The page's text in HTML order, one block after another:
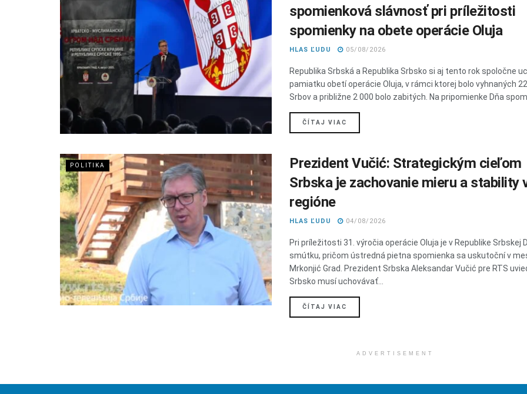
spomienková slávnosť pri príležitosti
spomienky na obete operácie Oluja
HLAS ĽUDU 05/08/2026
Republika Srbská a Republika Srbsko si aj tento rok spoločne
pamiatku obetí operácie Oluja, v rámci ktorej bolo vyhnaných
Srbov a približne 2 000 bolo zabitých. Na pripomienke Dňa
ČÍTAJ VIAC
POLITIKA
Prezident Vučić: Strategickým cieľom
Srbska je zachovanie mieru a stability
regióne
HLAS ĽUDU 04/08/2026
Pri príležitosti 31. výročia operácie Oluja je v Republike Srbskej
smútku, pričom ústredná pietna spomienka sa uskutoční v
Mrkonjić Grad. Prezident Srbska Aleksandar Vučić pre RTS
Srbsko musí uchovávať...
ČÍTAJ VIAC
ADVERTISEMENT